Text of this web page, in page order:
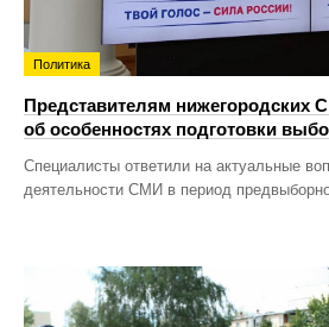
Политика
Представителям нижегородских
об особенностях подготовки
Специалисты ответили на актуальные
деятельности СМИ в период